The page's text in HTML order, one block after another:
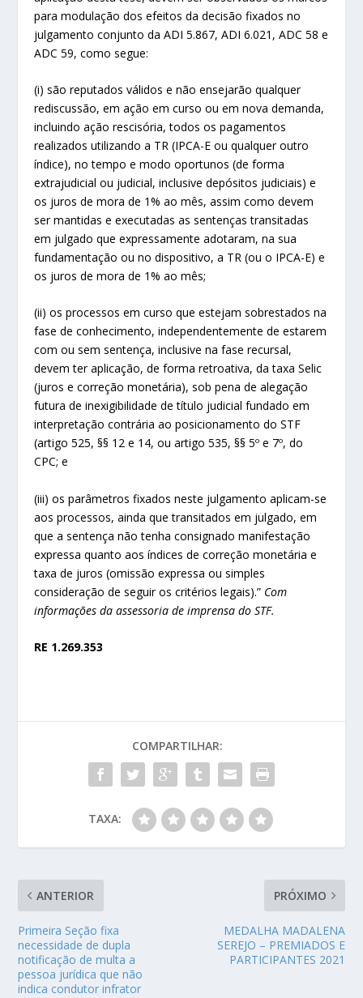
para modulação dos efeitos da decisão fixados no
julgamento conjunto da ADI 5.867, ADI 6.021, ADC 58 e
ADC 59, como segue:
(i) são reputados válidos e não ensejarão qualquer
rediscussão, em ação em curso ou em nova demanda,
incluindo ação rescisória, todos os pagamentos
realizados utilizando a TR (IPCA-E ou qualquer outro
índice), no tempo e modo oportunos (de forma
extrajudicial ou judicial, inclusive depósitos judiciais) e
os juros de mora de 1% ao mês, assim como devem
ser mantidas e executadas as sentenças transitadas
em julgado que expressamente adotaram, na sua
fundamentação ou no dispositivo, a TR (ou o IPCA-E) e
os juros de mora de 1% ao mês;
(ii) os processos em curso que estejam sobrestados na
fase de conhecimento, independentemente de estarem
com ou sem sentença, inclusive na fase recursal,
devem ter aplicação, de forma retroativa, da taxa Selic
(juros e correção monetária), sob pena de alegação
futura de inexigibilidade de título judicial fundado em
interpretação contrária ao posicionamento do STF
(artigo 525, §§ 12 e 14, ou artigo 535, §§ 5º e 7º, do
CPC; e
(iii) os parâmetros fixados neste julgamento aplicam-se
aos processos, ainda que transitados em julgado, em
que a sentença não tenha consignado manifestação
expressa quanto aos índices de correção monetária e
taxa de juros (omissão expressa ou simples
consideração de seguir os critérios legais).” Com
informações da assessoria de imprensa do STF.
RE 1.269.353
COMPARTILHAR:
TAXA:
ANTERIOR
Primeira Seção fixa
necessidade de dupla
notificação de multa a
pessoa jurídica que não
indica condutor infrator
PRÓXIMO
MEDALHA MADALENA
SEREJO – PREMIADOS E
PARTICIPANTES 2021